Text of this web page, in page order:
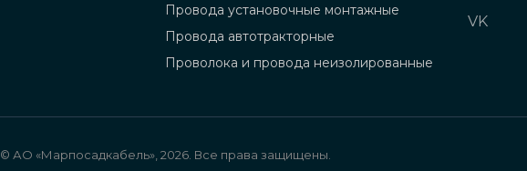
Провода установочные монтажные
Провода автотракторные
Проволока и провода неизолированные
VK
© АО «Марпосадкабель», 2026. Все права защищены.